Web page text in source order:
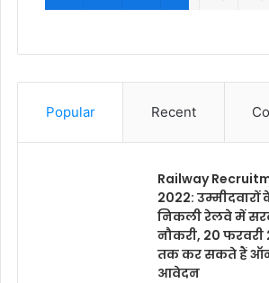
Popular Recent
Railway
2022: उम्मीदवारों
निकली रेलवे में
नौकरी, 20 फरवरी
तक कर सकते हैं
आवेदन